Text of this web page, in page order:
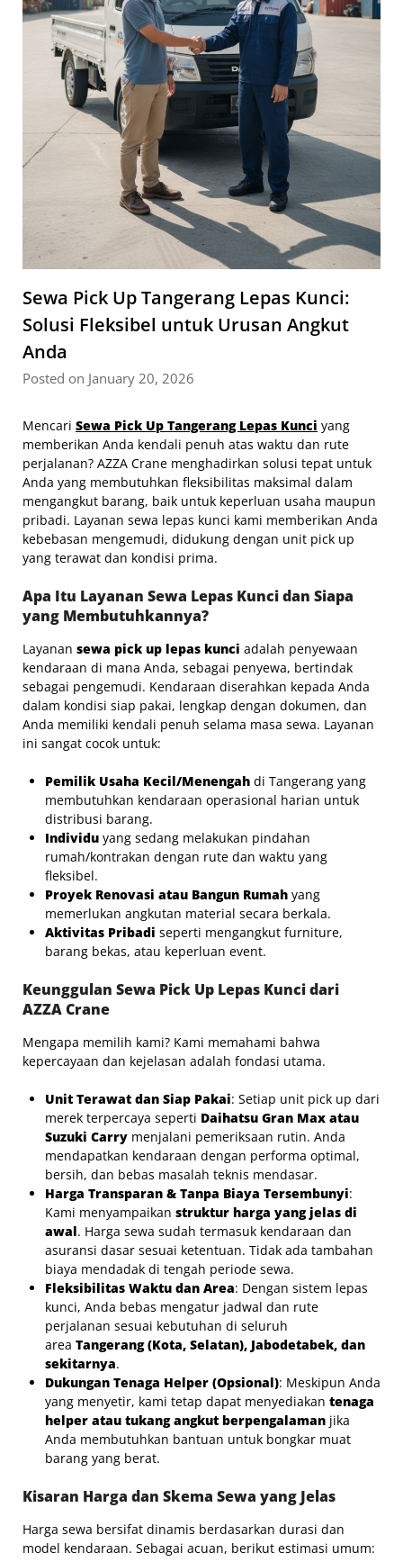
Sewa Pick Up Tangerang Lepas Kunci:
Solusi Fleksibel untuk Urusan Angkut
Anda
Posted on January 20, 2026
Mencari Sewa Pick Up Tangerang Lepas Kunci yang
memberikan Anda kendali penuh atas waktu dan rute
perjalanan? AZZA Crane menghadirkan solusi tepat untuk
Anda yang membutuhkan fleksibilitas maksimal dalam
mengangkut barang, baik untuk keperluan usaha maupun
pribadi. Layanan sewa lepas kunci kami memberikan Anda
kebebasan mengemudi, didukung dengan unit pick up
yang terawat dan kondisi prima.
Apa Itu Layanan Sewa Lepas Kunci dan Siapa
yang Membutuhkannya?
Layanan sewa pick up lepas kunci adalah penyewaan
kendaraan di mana Anda, sebagai penyewa, bertindak
sebagai pengemudi. Kendaraan diserahkan kepada Anda
dalam kondisi siap pakai, lengkap dengan dokumen, dan
Anda memiliki kendali penuh selama masa sewa. Layanan
ini sangat cocok untuk:
Pemilik Usaha Kecil/Menengah di Tangerang yang
membutuhkan kendaraan operasional harian untuk
distribusi barang.
Individu yang sedang melakukan pindahan
rumah/kontrakan dengan rute dan waktu yang
fleksibel.
Proyek Renovasi atau Bangun Rumah yang
memerlukan angkutan material secara berkala.
Aktivitas Pribadi seperti mengangkut furniture,
barang bekas, atau keperluan event.
Keunggulan Sewa Pick Up Lepas Kunci dari
AZZA Crane
Mengapa memilih kami? Kami memahami bahwa
kepercayaan dan kejelasan adalah fondasi utama.
Unit Terawat dan Siap Pakai: Setiap unit pick up dari
merek terpercaya seperti Daihatsu Gran Max atau
Suzuki Carry menjalani pemeriksaan rutin. Anda
mendapatkan kendaraan dengan performa optimal,
bersih, dan bebas masalah teknis mendasar.
Harga Transparan & Tanpa Biaya Tersembunyi:
Kami menyampaikan struktur harga yang jelas di
awal. Harga sewa sudah termasuk kendaraan dan
asuransi dasar sesuai ketentuan. Tidak ada tambahan
biaya mendadak di tengah periode sewa.
Fleksibilitas Waktu dan Area: Dengan sistem lepas
kunci, Anda bebas mengatur jadwal dan rute
perjalanan sesuai kebutuhan di seluruh
area Tangerang (Kota, Selatan), Jabodetabek, dan
sekitarnya.
Dukungan Tenaga Helper (Opsional): Meskipun Anda
yang menyetir, kami tetap dapat menyediakan tenaga
helper atau tukang angkut berpengalaman jika
Anda membutuhkan bantuan untuk bongkar muat
barang yang berat.
Kisaran Harga dan Skema Sewa yang Jelas
Harga sewa bersifat dinamis berdasarkan durasi dan
model kendaraan. Sebagai acuan, berikut estimasi umum: